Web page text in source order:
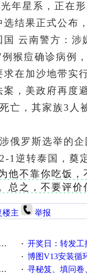
年星系，正在
结果正式公布
云南警方：
猴痘确诊病例
在加沙地带实
，美政府再度
亡，其家族3
俄罗斯选举的
1逆转泰国，奠
他不靠你吃饭
总之，不要评
楼主 举报
· 开奖日：转发工控速派
· 博图V13安装循环重启
· 寻秘笈、填问卷